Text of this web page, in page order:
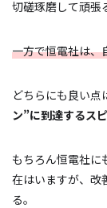
切磋琢磨して頑張
一方で恒電社は、
どちらにも良い点
ン”に到達するス
もちろん恒電社に
在はいますが、改
る。